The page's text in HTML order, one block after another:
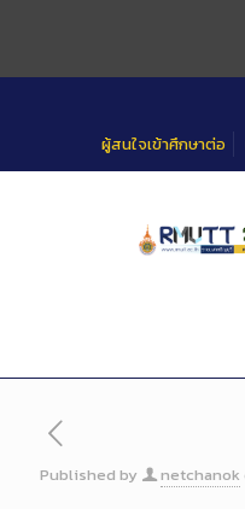
ผู้สนใจเข้าศึกษาต่อ
Published by netchanok